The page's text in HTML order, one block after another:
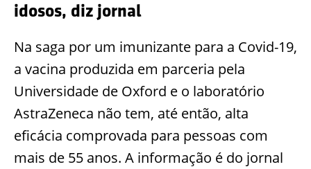
idosos, diz jornal
Na saga por um imunizante para a Covid-19,
a vacina produzida em parceria pela
Universidade de Oxford e o laboratório
AstraZeneca não tem, até então, alta
eficácia comprovada para pessoas com
mais de 55 anos. A informação é do jornal